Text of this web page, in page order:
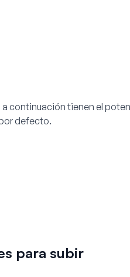
continuación tienen el
defecto.
para subir